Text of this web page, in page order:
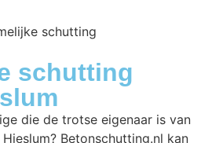
schutting
die de trotse eigenaar is van
Betonschutting.nl kan